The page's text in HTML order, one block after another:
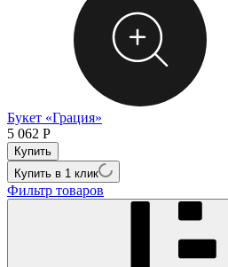
Букет «Грация»
5 062 Р
Купить в 1 клик
Фильтр товаров